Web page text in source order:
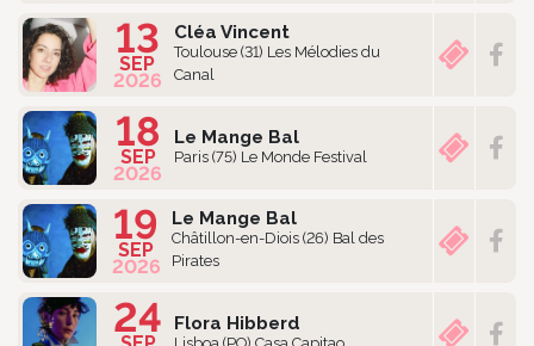
13
SEP
2026
Cléa Vincent
Toulouse (31) Les Mélodies du
Canal
18
SEP
2026
Le Mange Bal
Paris (75) Le Monde Festival
19
SEP
2026
Le Mange Bal
Châtillon-en-Diois (26) Bal des
Pirates
24 Flora Hibberd
Lisboa (PO) Casa Capitao